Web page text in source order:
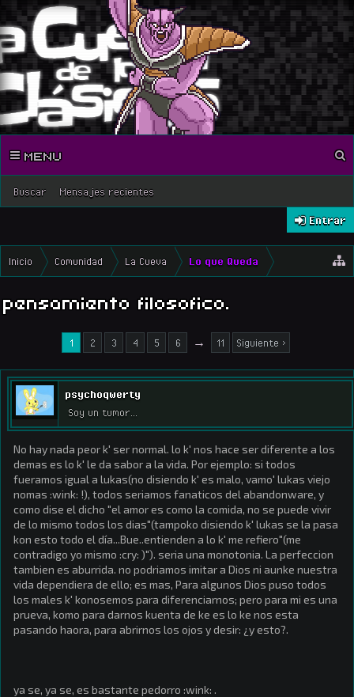
Buscar Mensajes recientes
MENU
Entrar
Inicio Comunidad La Cueva Lo que Queda
pensamiento filosofico.
1 2 3 4 5 6 → 11 Siguiente >
psychoqwerty
Soy un tumor...
No hay nada peor k' ser normal. lo k' nos hace ser diferente a los
demas es lo k' le da sabor a la vida. Por ejemplo: si todos
fueramos igual a lukas(no disiendo k' es malo, vamo' lukas viejo
nomas :wink: !), todos seriamos fanaticos del abandonware, y
como dise el dicho "el amor es como la comida, no se puede vivir
de lo mismo todos los dias"(tampoko disiendo k' lukas se la pasa
kon esto todo el día...Bue..entienden a lo k' me refiero"(me
contradigo yo mismo :cry: )"). seria una monotonia. La perfeccion
tambien es aburrida. no podriamos imitar a Dios ni aunke nuestra
vida dependiera de ello; es mas, Para algunos Dios puso todos
los males k' konosemos para diferenciarnos; pero para mi es una
prueva, komo para darnos kuenta de ke es lo ke nos esta
pasando haora, para abrirnos los ojos y desir: ¿y esto?.
ya se, ya se, es bastante pedorro :wink: .